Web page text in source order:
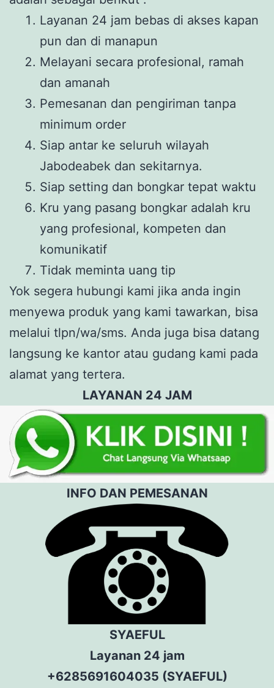
Layanan 24 jam bebas di akses kapan
pun dan di manapun
Melayani secara profesional, ramah
dan amanah
Pemesanan dan pengiriman tanpa
minimum order
Siap antar ke seluruh wilayah
Jabodeabek dan sekitarnya.
Siap setting dan bongkar tepat waktu
Kru yang pasang bongkar adalah kru
yang profesional, kompeten dan
komunikatif
Tidak meminta uang tip
Yok segera hubungi kami jika anda ingin
menyewa produk yang kami tawarkan, bisa
melalui tlpn/wa/sms. Anda juga bisa datang
langsung ke kantor atau gudang kami pada
alamat yang tertera.
LAYANAN 24 JAM
INFO DAN PEMESANAN
SYAEFUL
Layanan 24 jam
+6285691604035 (SYAEFUL)